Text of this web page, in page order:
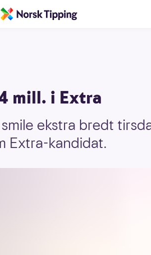
mill. i Extra
ekstra bredt
Extra-kandidat.